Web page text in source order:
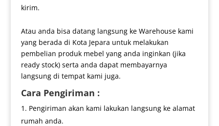
kirim.
Atau anda bisa datang langsung ke Warehouse kami
yang berada di Kota Jepara untuk melakukan
pembelian produk mebel yang anda inginkan (jika
ready stock) serta anda dapat membayarnya
langsung di tempat kami juga.
Cara Pengiriman :
Pengiriman akan kami lakukan langsung ke alamat
rumah anda.